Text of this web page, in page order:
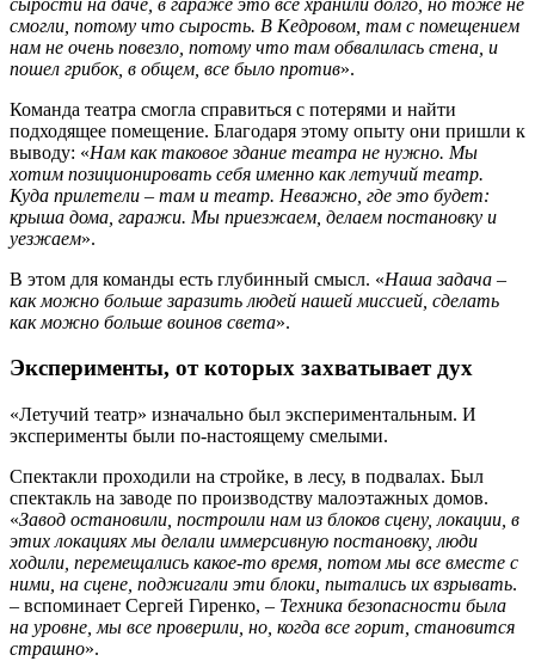
смогли, потому что сырость. В Кедровом, там с помещением
нам не очень повезло, потому что там обвалилась стена, и
пошел грибок, в общем, все было против».
Команда театра смогла справиться с потерями и найти
подходящее помещение. Благодаря этому опыту они пришли к
выводу: «Нам как таковое здание театра не нужно. Мы
хотим позиционировать себя именно как летучий театр.
Куда прилетели – там и театр. Неважно, где это будет:
крыша дома, гаражи. Мы приезжаем, делаем постановку и
уезжаем».
В этом для команды есть глубинный смысл. «Наша задача –
как можно больше заразить людей нашей миссией, сделать
как можно больше воинов света».
Эксперименты, от которых захватывает дух
«Летучий театр» изначально был экспериментальным. И
эксперименты были по-настоящему смелыми.
Спектакли проходили на стройке, в лесу, в подвалах. Был
спектакль на заводе по производству малоэтажных домов.
«Завод остановили, построили нам из блоков сцену, локации, в
этих локациях мы делали иммерсивную постановку, люди
ходили, перемещались какое-то время, потом мы все вместе с
ними, на сцене, поджигали эти блоки, пытались их взрывать.
– вспоминает Сергей Гиренко, – Техника безопасности была
на уровне, мы все проверили, но, когда все горит, становится
страшно».